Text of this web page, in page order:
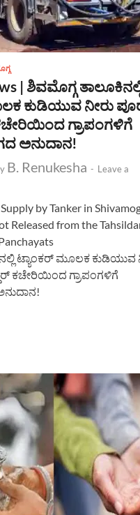
| ಶಿವಮೊಗ್ಗ
ಕುಡಿಯುವ ನೀರು
ಗ್ರಾಪಂಗಳಿಗೆ
ಅನುದಾನ!
B. Renukesha - Leave a
by Tanker in
Released from the
ಟ್ಯಾಂಕರ್ ಮೂಲಕ ಕುಡಿಯುವ
ಕಚೇರಿಯಿಂದ ಗ್ರಾಪಂಗಳಿಗೆ